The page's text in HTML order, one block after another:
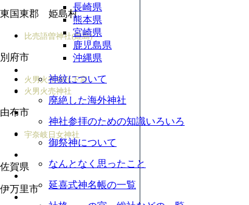
東国東郡 姫島村
比売語曽神社(姫島)
別府市
火男火売神社下宮
火男火売神社
由布市
宇奈岐日女神社
佐賀県
伊万里市
長崎県
熊本県
宮崎県
鹿児島県
沖縄県
神紋について
廃絶した海外神社
神社参拝のための知識いろいろ
御祭神について
なんとなく思ったこと
延喜式神名帳の一覧